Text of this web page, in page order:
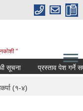
"
प्रस्ताव पेश गर्ने
(१­-४)